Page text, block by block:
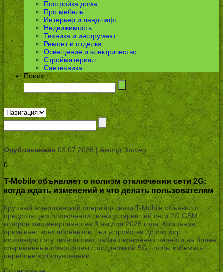
Постройка дома
Про мебель
Интерьер и ландшафт
Недвижимость
Техника и инструмент
Ремонт и отделка
Освещение и электричество
Стройматериал
Сантехника
Поиск →
Опубликовано03.07.2026 |Автор: kmveg
0
T-Mobile объявляет о полном отключении сети 2G:
когда ждать изменений и что делать пользователям
Крупный американский оператор связи T-Mobile объявил о
предстоящем отключении своей устаревшей сети 2G GSM,
которое запланировано на 3 августа 2026 года. Компания
призывает всех абонентов, чьи устройства до сих пор
используют эту технологию, заблаговременно перейти на более
современные смартфоны с поддержкой 5G, чтобы избежать
перебоев в обслуживании.
Содержание